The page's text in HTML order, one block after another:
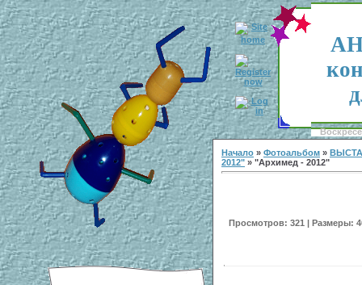
Начало » Фотоальбом »
2012" » "Архимед - 2012"
Просмотров: 321 | Размеры: